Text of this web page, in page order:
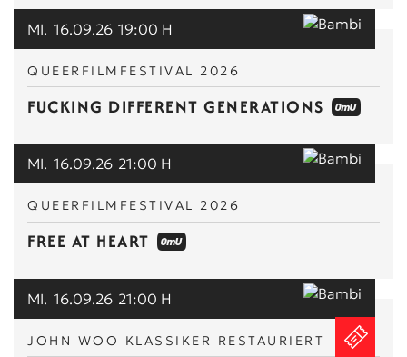
QUEERFILMFESTIVAL 2026
FUCKING DIFFERENT GENERATIONS
MI. 16.09.26 19:00 H
QUEERFILMFESTIVAL 2026
FREE AT HEART
MI. 16.09.26 21:00 H
JOHN WOO KLASSIKER RESTAURIERT
MI. 16.09.26 21:00 H